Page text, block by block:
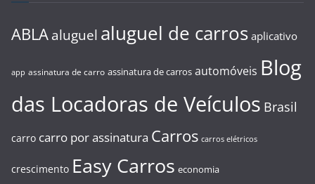
ABLA aluguel aluguel de carros aplicativo
app assinatura de carro assinatura de carros automóveis Blog
das Locadoras de Veículos Brasil
carro carro por assinatura Carros carros elétricos
crescimento Easy Carros economia